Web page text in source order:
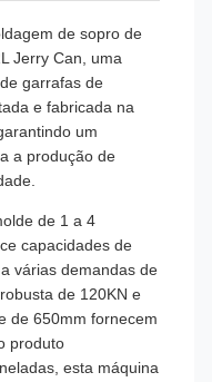
de sopro de
Jerry Can, uma
garrafas de
e fabricada na
um
a produção de
de 1 a 4
capacidades de
várias demandas de
de 120KN e
de 650mm fornecem
produto
esta máquina